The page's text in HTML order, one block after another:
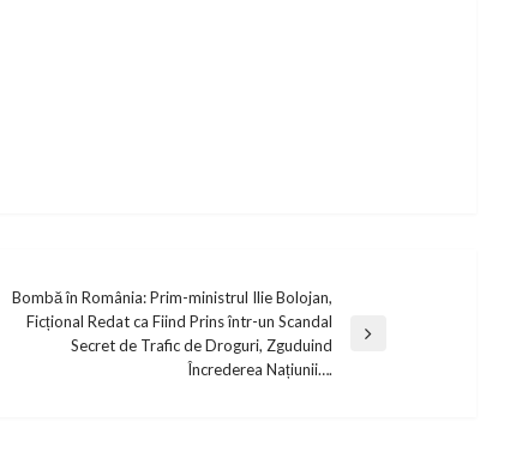
Bombă în România: Prim-ministrul Ilie Bolojan,
Ficțional Redat ca Fiind Prins într-un Scandal
Secret de Trafic de Droguri, Zguduind
Încrederea Națiunii….